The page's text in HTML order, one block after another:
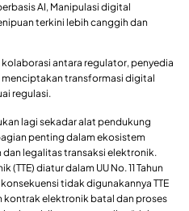
AI, Manipulasi digital
terkini lebih canggih dan
antara regulator, penyedia
transformasi digital
regulasi.
lagi sekadar alat pendukung
penting dalam ekosistem
legalitas transaksi elektronik.
(TTE) diatur dalam UU No. 11 Tahun
konsekuensi tidak digunakannya TTE
elektronik batal dan proses